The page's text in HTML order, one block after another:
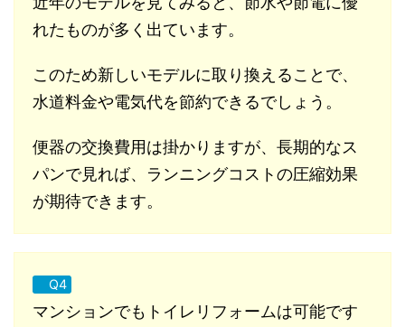
れたものが多く出ています。
このため新しいモデルに取り換えることで、
水道料金や電気代を節約できるでしょう。
便器の交換費用は掛かりますが、長期的なス
パンで見れば、ランニングコストの圧縮効果
が期待できます。
Q4
マンションでもトイレリフォームは可能です